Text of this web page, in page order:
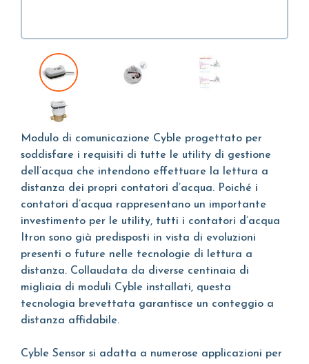
Modulo di comunicazione Cyble progettato per
soddisfare i requisiti di tutte le utility di gestione
dell’acqua che intendono effettuare la lettura a
distanza dei propri contatori d’acqua. Poiché i
contatori d’acqua rappresentano un importante
investimento per le utility, tutti i contatori d’acqua
Itron sono già predisposti in vista di evoluzioni
presenti o future nelle tecnologie di lettura a
distanza. Collaudata da diverse centinaia di
migliaia di moduli Cyble installati, questa
tecnologia brevettata garantisce un conteggio a
distanza affidabile.
Cyble Sensor si adatta a numerose applicazioni per